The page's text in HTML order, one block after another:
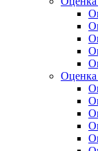
Оценка